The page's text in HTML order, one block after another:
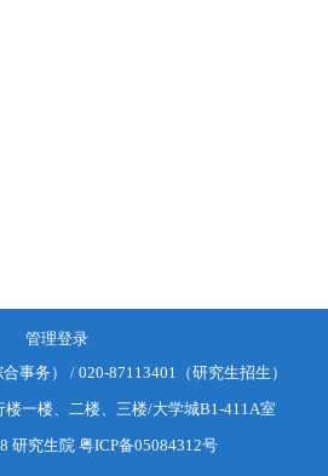
管理登录
事务） / 020-87113401（研究生招生）
楼一楼、二楼、三楼/大学城B1-411A室
研究生院粤ICP备05084312号